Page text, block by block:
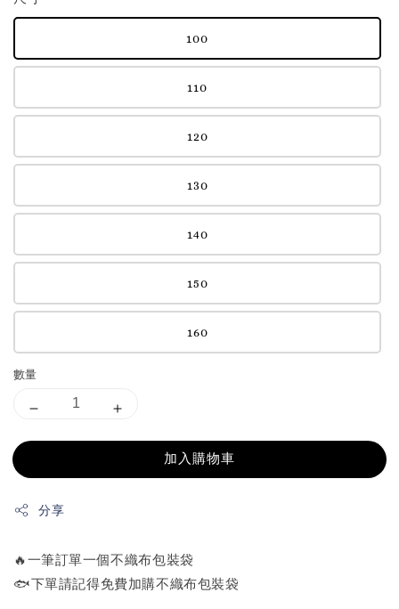
100
110
120
130
140
150
160
數量
加入購物車
分享
🔥一筆訂單一個不織布包裝袋
🐟下單請記得免費加購不織布包裝袋